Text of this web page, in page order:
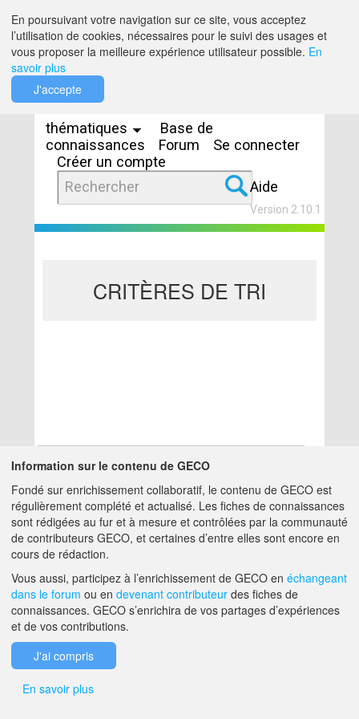
thématiques
Base de
connaissances
Forum
Se connecter
Créer un compte
Aide
Version 2.10.1
CRITÈRES DE TRI
Aucun résultat
A PROPOS DE GECO AIDE
F.A.Q. NOUS CONTACTER
En poursuivant votre navigation sur ce site, vous acceptez
l’utilisation de cookies, nécessaires pour le suivi des usages et
vous proposer la meilleure expérience utilisateur possible. En
savoir plus
J'accepte
Information sur le contenu de GECO
Fondé sur enrichissement collaboratif, le contenu de GECO est
régulièrement complété et actualisé. Les fiches de connaissances
sont rédigées au fur et à mesure et contrôlées par la communauté
de contributeurs GECO, et certaines d’entre elles sont encore en
cours de rédaction.
Vous aussi, participez à l’enrichissement de GECO en échangeant
dans le forum ou en devenant contributeur des fiches de
connaissances. GECO s’enrichira de vos partages d’expériences
et de vos contributions.
J'ai compris
En savoir plus